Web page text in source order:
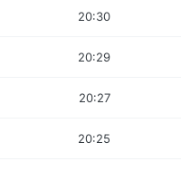
20:30
20:29
20:27
20:25